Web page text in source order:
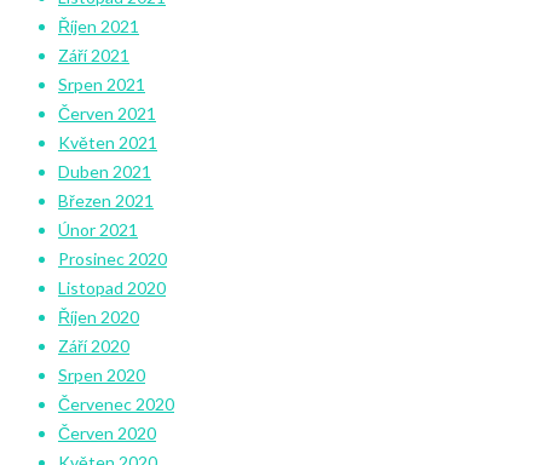
Říjen 2021
Září 2021
Srpen 2021
Červen 2021
Květen 2021
Duben 2021
Březen 2021
Únor 2021
Prosinec 2020
Listopad 2020
Říjen 2020
Září 2020
Srpen 2020
Červenec 2020
Červen 2020